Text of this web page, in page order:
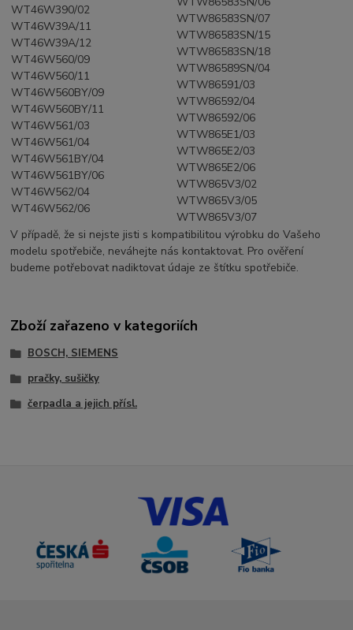
WT46W390/02
WT46W39A/11
WT46W39A/12
WT46W560/09
WT46W560/11
WT46W560BY/09
WT46W560BY/11
WT46W561/03
WT46W561/04
WT46W561BY/04
WT46W561BY/06
WT46W562/04
WT46W562/06
WTW86583SN/07
WTW86583SN/15
WTW86583SN/18
WTW86589SN/04
WTW86591/03
WTW86592/04
WTW86592/06
WTW865E1/03
WTW865E2/03
WTW865E2/06
WTW865V3/02
WTW865V3/05
WTW865V3/07
V případě, že si nejste jisti s kompatibilitou výrobku do Vašeho
modelu spotřebiče, neváhejte nás kontaktovat. Pro ověření
budeme potřebovat nadiktovat údaje ze štítku spotřebiče.
Zboží zařazeno v kategoriích
BOSCH, SIEMENS
pračky, sušičky
čerpadla a jejich přísl.